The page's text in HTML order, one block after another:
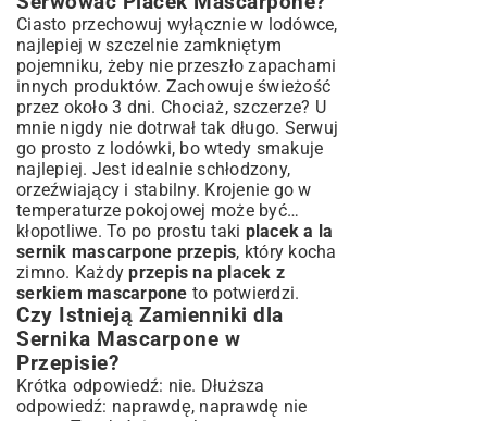
Ciasto przechowuj wyłącznie w lodówce,
najlepiej w szczelnie zamkniętym
pojemniku, żeby nie przeszło zapachami
innych produktów. Zachowuje świeżość
przez około 3 dni. Chociaż, szczerze? U
mnie nigdy nie dotrwał tak długo. Serwuj
go prosto z lodówki, bo wtedy smakuje
najlepiej. Jest idealnie schłodzony,
orzeźwiający i stabilny. Krojenie go w
temperaturze pokojowej może być…
kłopotliwe. To po prostu taki placek a la
sernik mascarpone przepis, który kocha
zimno. Każdyprzepis na placek z
serkiem mascarpone to potwierdzi.
Czy Istnieją Zamienniki dla
Sernika Mascarpone w
Przepisie?
Krótka odpowiedź: nie. Dłuższa
odpowiedź: naprawdę, naprawdę nie